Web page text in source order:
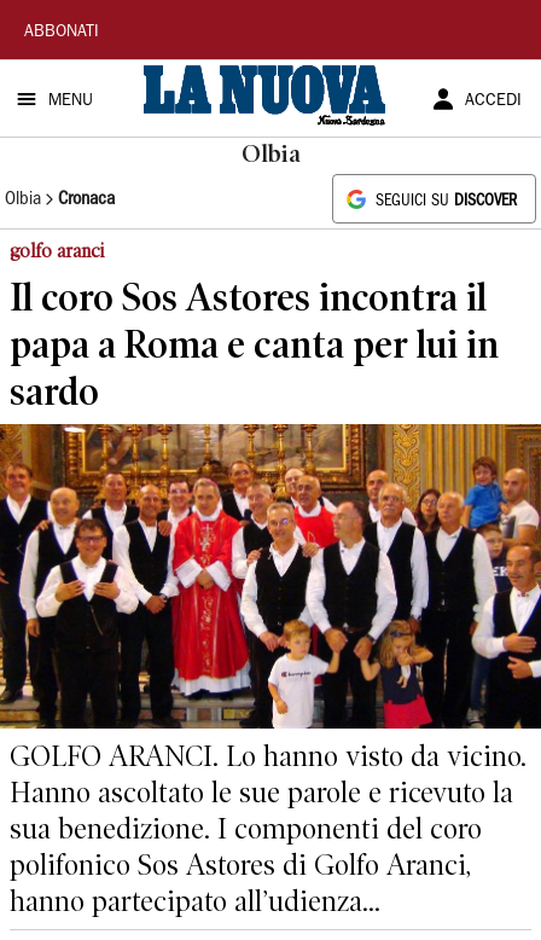
La
Nuova
Sardegna
ABBONATI
MENU ACCEDI
Olbia
Olbia Cronaca SEGUICI SU DISCOVER
golfo aranci
Il coro Sos Astores incontra il
papa a Roma e canta per lui in
sardo
GOLFO ARANCI. Lo hanno visto da vicino.
Hanno ascoltato le sue parole e ricevuto la
sua benedizione. I componenti del coro
polifonico Sos Astores di Golfo Aranci,
hanno partecipato all’udienza...